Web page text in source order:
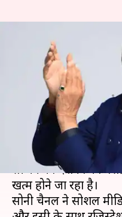
'KBC 13' के
बच्चन, इस दिन
रजिस्ट्रेशन
नेहा शर्मा May 06, 2021
क्या है खबर?
लोकप्रिय रियलिटी शो
सीजन का दर्शकों को
खत्म होने जा रहा है।
सोनी चैनल ने सोशल